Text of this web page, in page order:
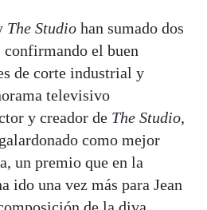
The Studio han sumado dos
confirmando el buen
de corte industrial y
televisivo
y creador de The Studio,
como mejor
un premio que en la
ido una vez más para Jean